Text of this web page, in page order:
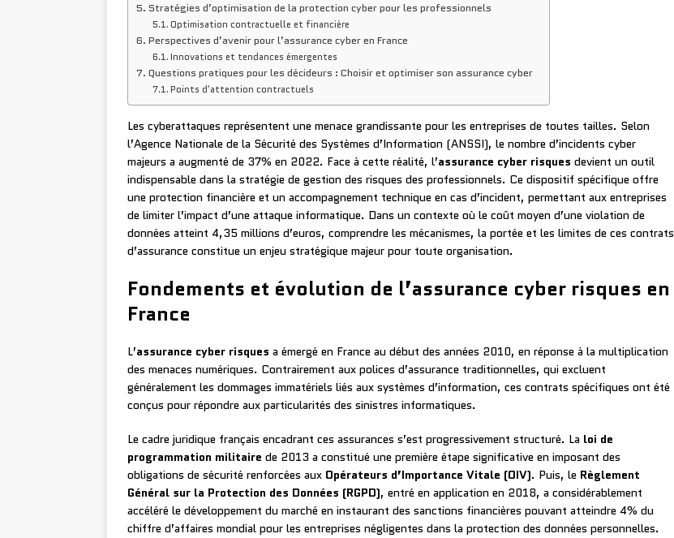
Stratégies d’optimisation de la protection cyber pour les professionnels
Optimisation contractuelle et financière
Perspectives d’avenir pour l’assurance cyber en France
Innovations et tendances émergentes
Questions pratiques pour les décideurs : Choisir et optimiser son assurance cyber
Points d’attention contractuels
Les cyberattaques représentent une menace grandissante pour les entreprises de toutes tailles. Selon
l’Agence Nationale de la Sécurité des Systèmes d’Information (ANSSI), le nombre d’incidents cyber
majeurs a augmenté de 37% en 2022. Face à cette réalité, l’assurance cyber risques devient un outil
indispensable dans la stratégie de gestion des risques des professionnels. Ce dispositif spécifique offre
une protection financière et un accompagnement technique en cas d’incident, permettant aux entreprises
de limiter l’impact d’une attaque informatique. Dans un contexte où le coût moyen d’une violation de
données atteint 4,35 millions d’euros, comprendre les mécanismes, la portée et les limites de ces contrats
d’assurance constitue un enjeu stratégique majeur pour toute organisation.
Fondements et évolution de l’assurance cyber risques en
France
L’assurance cyber risques a émergé en France au début des années 2010, en réponse à la multiplication
des menaces numériques. Contrairement aux polices d’assurance traditionnelles, qui excluent
généralement les dommages immatériels liés aux systèmes d’information, ces contrats spécifiques ont été
conçus pour répondre aux particularités des sinistres informatiques.
Le cadre juridique français encadrant ces assurances s’est progressivement structuré. La loi de
programmation militaire de 2013 a constitué une première étape significative en imposant des
obligations de sécurité renforcées aux Opérateurs d’Importance Vitale (OIV). Puis, le Règlement
Général sur la Protection des Données (RGPD), entré en application en 2018, a considérablement
accéléré le développement du marché en instaurant des sanctions financières pouvant atteindre 4% du
chiffre d’affaires mondial pour les entreprises négligentes dans la protection des données personnelles.